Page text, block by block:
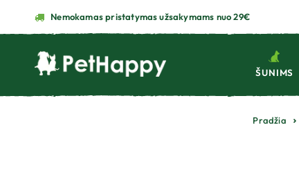
Nemokamas pristatymas užsakymams nuo 29€
ŠUNIMS
Pradžia